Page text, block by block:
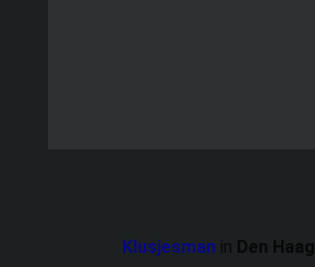
Klusjesman in Den Haag